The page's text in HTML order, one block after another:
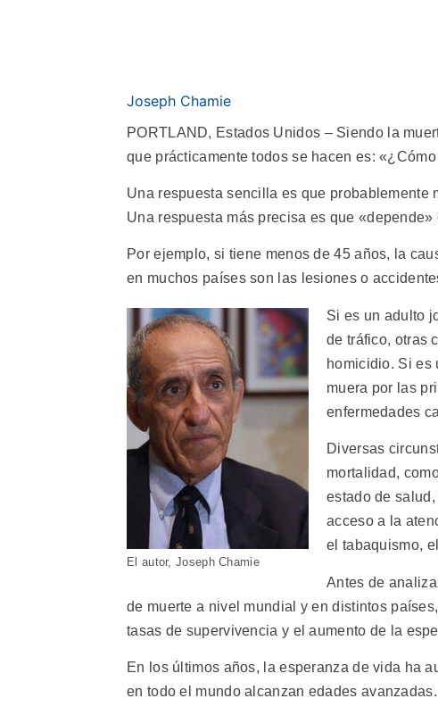
Joseph Chamie
PORTLAND, Estados Unidos – Siendo la
que prácticamente todos se hacen es:
Una respuesta sencilla es que
Una respuesta más precisa es que
Por ejemplo, si tiene menos de 45 años, la
en muchos países son las lesiones o
El autor, Joseph Chamie
Si es un adulto
de tráfico, otras
homicidio. Si es
muera por las
enfermedades
Diversas
mortalidad,
estado de
acceso a la
el tabaquismo,
Antes de
de muerte a nivel mundial y en distintos
tasas de supervivencia y el aumento de la
En los últimos años, la esperanza de vida ha
en todo el mundo alcanzan edades avanzadas.